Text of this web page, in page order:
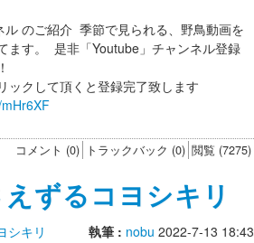
ル のご紹介 季節で見られる、野鳥動画を
ます。 是非「Youtube」チャンネル登録
ックして頂くと登録完了致します
コメント (0) トラックバック (0) 閲覧 (7275)
ずるコヨシキリ
シキリ 執筆 : nobu 2022-7-13 18:43